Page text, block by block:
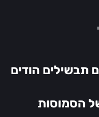
תבשילים הודים
הסמוסות